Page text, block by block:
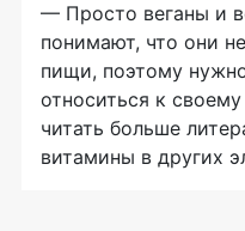
— Просто веганы и
понимают, что они
пищи, поэтому
относиться к
читать больше
витамины в других